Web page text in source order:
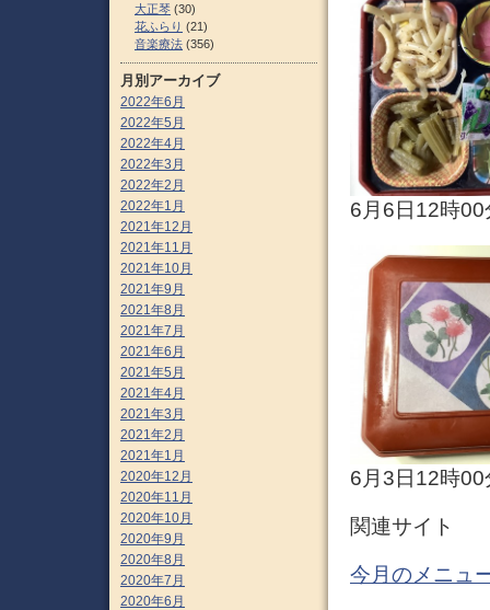
6月6日12時00
6月3日12時00
関連サイト
今月のメニュ
大正琴 (30)
花ふらり (21)
音楽療法 (356)
月別アーカイブ
2022年6月
2022年5月
2022年4月
2022年3月
2022年2月
2022年1月
2021年12月
2021年11月
2021年10月
2021年9月
2021年8月
2021年7月
2021年6月
2021年5月
2021年4月
2021年3月
2021年2月
2021年1月
2020年12月
2020年11月
2020年10月
2020年9月
2020年8月
2020年7月
2020年6月